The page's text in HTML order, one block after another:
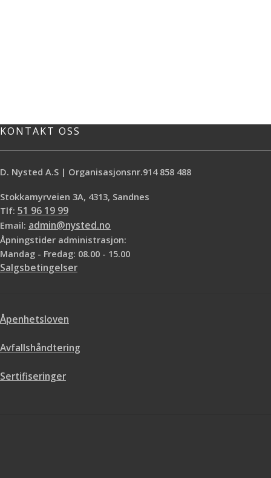
KONTAKT OSS
D. Nysted A.S | Organisasjonsnr.914 858 488
Stokkamyrveien 3A, 4313, Sandnes
Tlf: 51 96 19 99
Email: admin@nysted.no
Åpningstider administrasjon:
Mandag - Fredag: 08.00 - 15.00
Salgsbetingelser
Åpenhetsloven
Avfallshåndtering
Sertifiseringer